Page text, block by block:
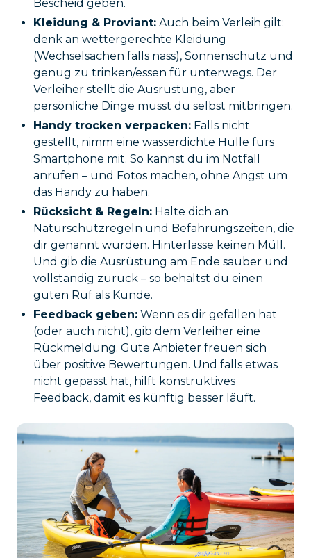
Bescheid geben.
Kleidung & Proviant: Auch beim Verleih gilt:
denk an wettergerechte Kleidung
(Wechselsachen falls nass), Sonnenschutz und
genug zu trinken/essen für unterwegs. Der
Verleiher stellt die Ausrüstung, aber
persönliche Dinge musst du selbst mitbringen.
Handy trocken verpacken: Falls nicht
gestellt, nimm eine wasserdichte Hülle fürs
Smartphone mit. So kannst du im Notfall
anrufen – und Fotos machen, ohne Angst um
das Handy zu haben.
Rücksicht & Regeln: Halte dich an
Naturschutzregeln und Befahrungszeiten, die
dir genannt wurden. Hinterlasse keinen Müll.
Und gib die Ausrüstung am Ende sauber und
vollständig zurück – so behältst du einen
guten Ruf als Kunde.
Feedback geben: Wenn es dir gefallen hat
(oder auch nicht), gib dem Verleiher eine
Rückmeldung. Gute Anbieter freuen sich
über positive Bewertungen. Und falls etwas
nicht gepasst hat, hilft konstruktives
Feedback, damit es künftig besser läuft.